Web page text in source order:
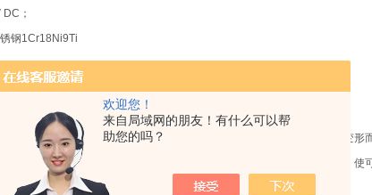
欢迎您！
来自局域网的朋友！有什么可以帮
助您的吗？
；
钢1Cr18Ni9Ti
专用电缆
力传感器是在薄片表面形成半导体变形压力，通过外力（压力）使薄片变
，是将玻璃的固定极和硅的可动极相对而形成电容，将通过外力（压力）
其他机种采用半导体方式）